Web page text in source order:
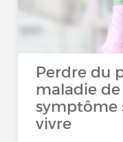
Perdre du
maladie
symptôme
vivre